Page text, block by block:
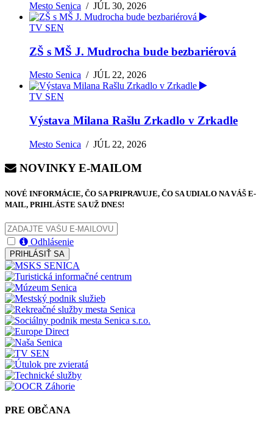
Mesto Senica /JÚL 30, 2026
TV SEN
ZŠ s MŠ J. Mudrocha bude bezbariérová
Mesto Senica /JÚL 22, 2026
TV SEN
Výstava Milana Rašlu Zrkadlo v Zrkadle
Mesto Senica /JÚL 22, 2026
NOVINKY E-MAILOM
NOVÉ INFORMÁCIE, ČO SA PRIPRAVUJE, ČO SA UDIALO NA VÁŠ E-
MAIL, PRIHLÁSTE SA UŽ DNES!
Odhlásenie
PRIHLÁSIŤ SA
PRE OBČANA